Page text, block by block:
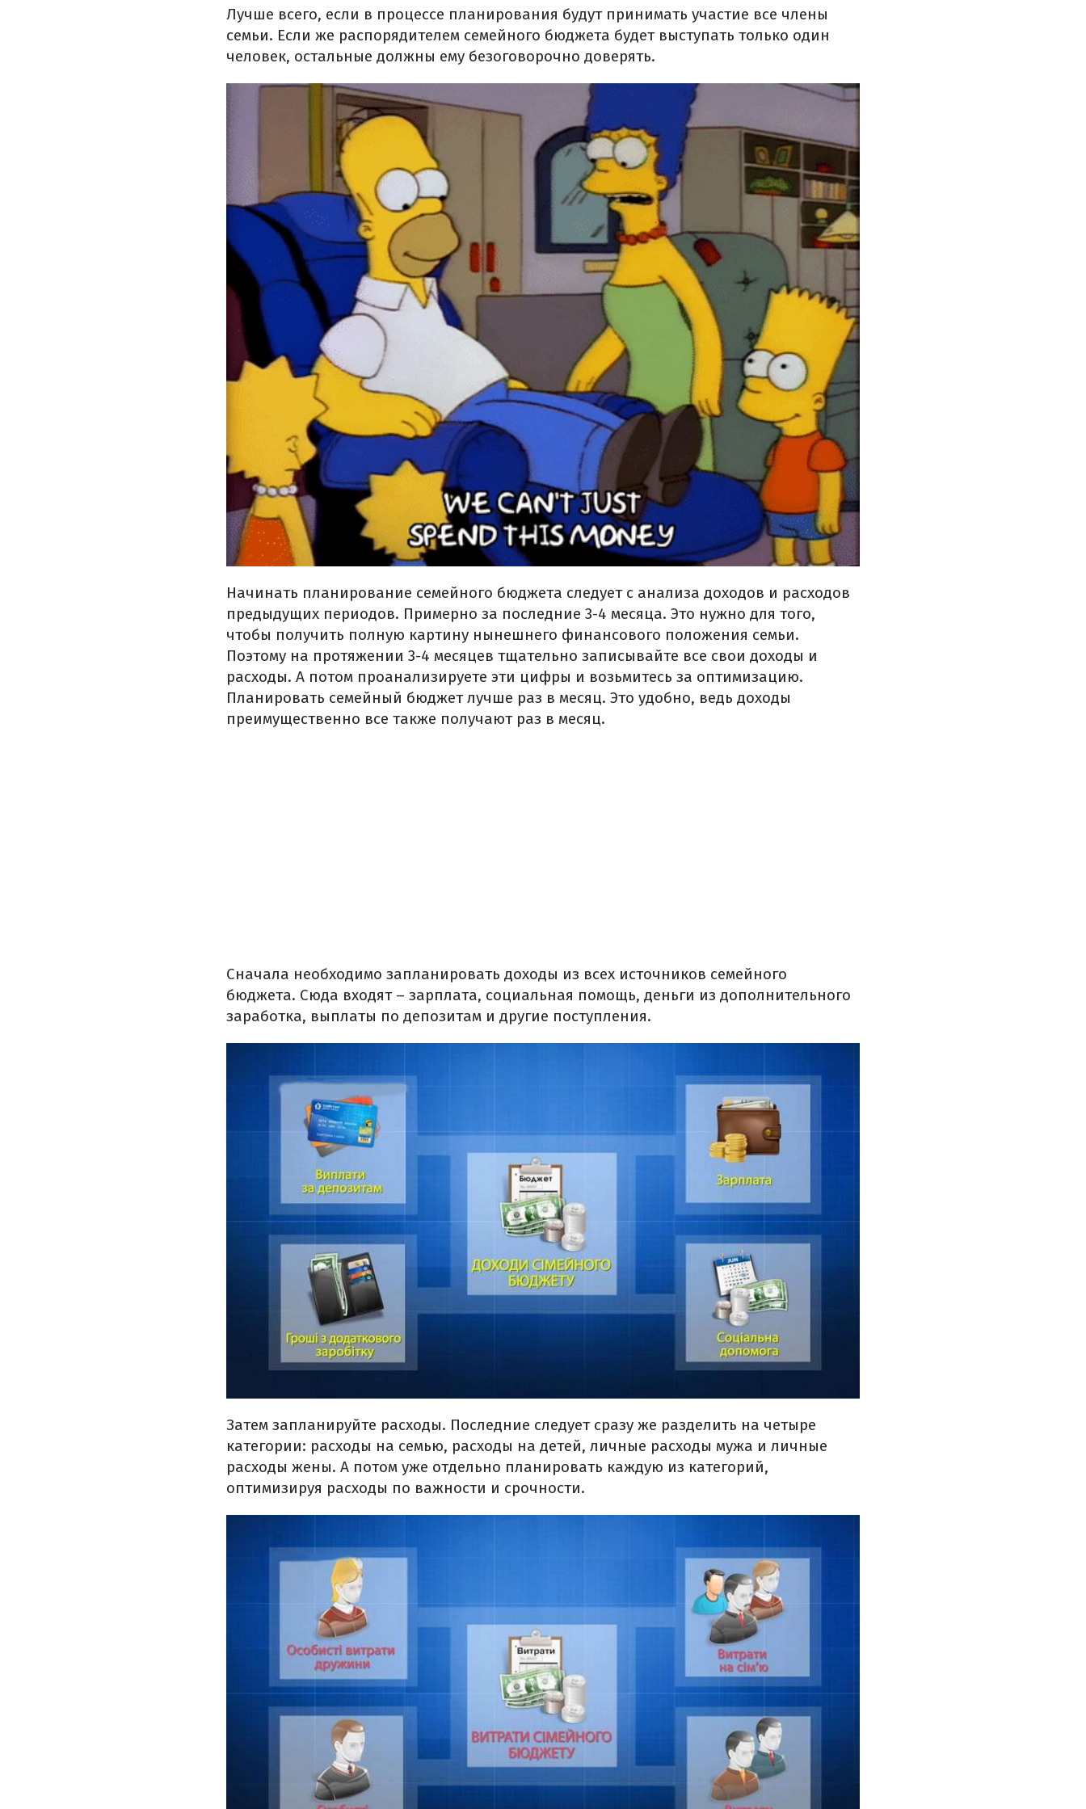
Лучше всего, если в процессе планирования будут принимать участие все члены
семьи. Если же распорядителем семейного бюджета будет выступать только один
человек, остальные должны ему безоговорочно доверять.
Начинать планирование семейного бюджета следует с анализа доходов и расходов
предыдущих периодов. Примерно за последние 3-4 месяца. Это нужно для того,
чтобы получить полную картину нынешнего финансового положения семьи.
Поэтому на протяжении 3-4 месяцев тщательно записывайте все свои доходы и
расходы. А потом проанализируете эти цифры и возьмитесь за оптимизацию.
Планировать семейный бюджет лучше раз в месяц. Это удобно, ведь доходы
преимущественно все также получают раз в месяц.
Сначала необходимо запланировать доходы из всех источников семейного
бюджета. Сюда входят – зарплата, социальная помощь, деньги из дополнительного
заработка, выплаты по депозитам и другие поступления.
Затем запланируйте расходы. Последние следует сразу же разделить на четыре
категории: расходы на семью, расходы на детей, личные расходы мужа и личные
расходы жены. А потом уже отдельно планировать каждую из категорий,
оптимизируя расходы по важности и срочности.